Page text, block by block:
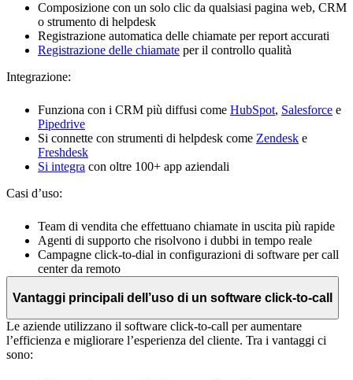
Composizione con un solo clic da qualsiasi pagina web, CRM
o strumento di helpdesk
Registrazione automatica delle chiamate per report accurati
Registrazione delle chiamate per il controllo qualità
Integrazione:
Funziona con i CRM più diffusi come HubSpot, Salesforce e
Pipedrive
Si connette con strumenti di helpdesk come Zendesk e
Freshdesk
Si integra con oltre 100+ app aziendali
Casi d’uso:
Team di vendita che effettuano chiamate in uscita più rapide
Agenti di supporto che risolvono i dubbi in tempo reale
Campagne click-to-dial in configurazioni di software per call
center da remoto
Vantaggi principali dell’uso di un software click-to-call
Le aziende utilizzano il software click-to-call per aumentare
l’efficienza e migliorare l’esperienza del cliente. Tra i vantaggi ci
sono: